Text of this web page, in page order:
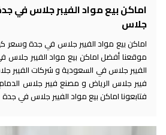
اماكن بيع مواد الفيبر جلاس في
جلاس
اماكن بيع مواد الفيبر جلاس في جدة وسعر
موقعنا أفضل اماكن بيع مواد الفيبر جلاس
الفيبر جلاس في السعودية و شركات
فيبر جلاس الرياض و مصنع فيبر جلاس
فتابعونا اماكن بيع مواد الفيبر جلاس في جدة